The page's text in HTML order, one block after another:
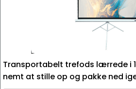
Transportabelt trefods lærrede i
nemt at stille op og pakke ned